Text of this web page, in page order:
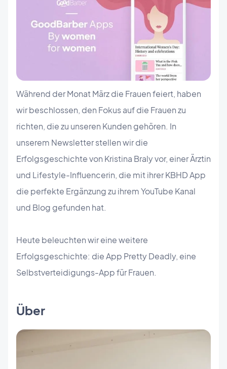
Während der Monat März die Frauen feiert, haben
wir beschlossen, den Fokus auf die Frauen zu
richten, die zu unseren Kunden gehören. In
unserem Newsletter stellen wir die
Erfolgsgeschichte von Kristina Braly vor, einer Ärztin
und Lifestyle-Influencerin, die mit ihrer KBHD App
die perfekte Ergänzung zu ihrem YouTube Kanal
und Blog gefunden hat.
Heute beleuchten wir eine weitere
Erfolgsgeschichte: die App Pretty Deadly, eine
Selbstverteidigungs-App für Frauen.
Über